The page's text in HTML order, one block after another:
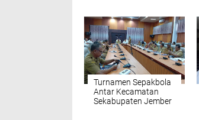
Prestasi & Pendidikan
Turnamen Sepakbola
Antar Kecamatan
Sekabupaten Jember